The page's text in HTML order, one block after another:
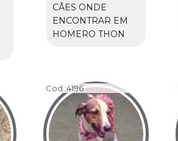
CÃES ONDE
ENCONTRAR EM
HOMERO THON
Cod.:4196